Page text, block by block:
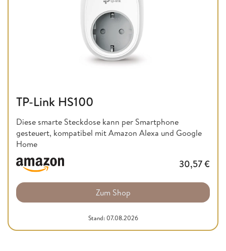
TP-Link HS100
Diese smarte Steckdose kann per Smartphone
gesteuert, kompatibel mit Amazon Alexa und Google
Home
30,57€
Zum Shop
Stand: 07.08.2026